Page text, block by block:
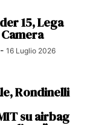
15, Lega
- 16 Luglio 2026
Rondinelli
su airbag